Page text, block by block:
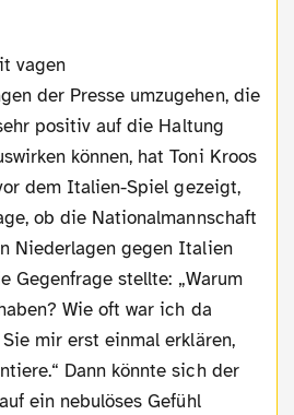
der Presse umzugehen, die
positiv auf die Haltung
können, hat Toni Kroos
dem Italien-Spiel gezeigt,
ob die Nationalmannschaft
Niederlagen gegen Italien
Gegenfrage stellte: „Warum
Wie oft war ich da
mir erst einmal erklären,
Dann könnte sich der
ein nebulöses Gefühl